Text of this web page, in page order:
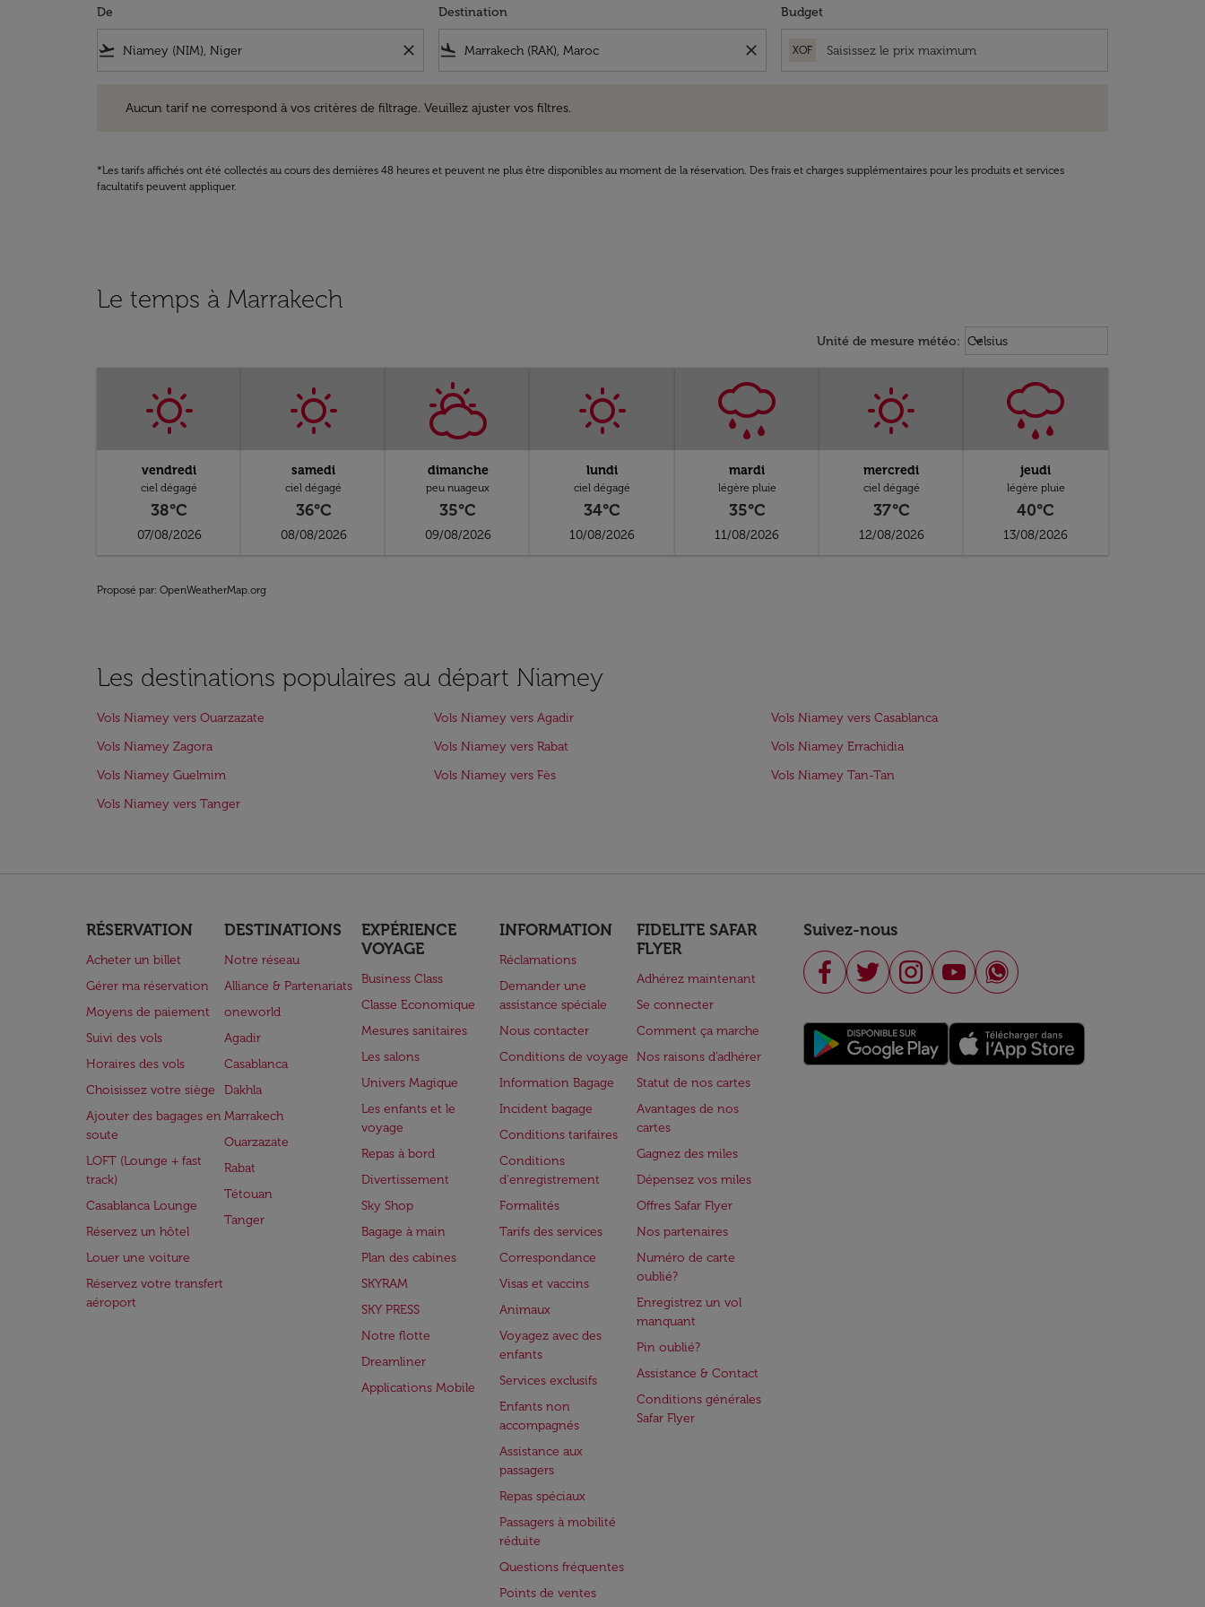
De
flight_takeoff close
Destination
flight_land close
Budget
XOF
Aucun tarif ne correspond à vos critères de filtrage. Veuillez ajuster vos filtres.
*Les tarifs affichés ont été collectés au cours des dernières 48 heures et peuvent ne plus être disponibles au moment de la réservation. Des frais et charges supplémentaires pour les produits et services
facultatifs peuvent appliquer.
Le temps à Marrakech
Unité de mesure météo: Weather unit option Celsius
Celsius
keyboard_arrow_down
vendredi
ciel dégagé
38°C
07/08/2026
samedi
ciel dégagé
36°C
08/08/2026
dimanche
peu nuageux
35°C
09/08/2026
lundi
ciel dégagé
34°C
10/08/2026
mardi
légère pluie
35°C
11/08/2026
mercredi
ciel dégagé
37°C
12/08/2026
jeudi
légère pluie
40°C
13/08/2026
Proposé par: OpenWeatherMap.org
Les destinations populaires au départ Niamey
Vols Niamey vers Ouarzazate Vols Niamey vers Agadir
Vols Niamey vers Casablanca
Vols Niamey Zagora
Vols Niamey vers Rabat
Vols Niamey Errachidia
Vols Niamey Guelmim
Vols Niamey vers Fès
Vols Niamey Tan-Tan
Vols Niamey vers Tanger
RÉSERVATION
Acheter un billet
Gérer ma réservation
Moyens de paiement
Suivi des vols
Horaires des vols
Choisissez votre siège
Ajouter des bagages en
soute
LOFT (Lounge + fast
track)
Casablanca Lounge
Réservez un hôtel
Louer une voiture
Réservez votre transfert
aéroport
DESTINATIONS
Notre réseau
Alliance & Partenariats
oneworld
Agadir
Casablanca
Dakhla
Marrakech
Ouarzazate
Rabat
Tétouan
Tanger
EXPÉRIENCE
VOYAGE
Business Class
Classe Economique
Mesures sanitaires
Les salons
Univers Magique
Les enfants et le
voyage
Repas à bord
Divertissement
Sky Shop
Bagage à main
Plan des cabines
SKYRAM
SKY PRESS
Notre flotte
Dreamliner
Applications Mobile
INFORMATION
Réclamations
Demander une
assistance spéciale
Nous contacter
Conditions de voyage
Information Bagage
Incident bagage
Conditions tarifaires
Conditions
d'enregistrement
Formalités
Tarifs des services
Correspondance
Visas et vaccins
Animaux
Voyagez avec des
enfants
Services exclusifs
Enfants non
accompagnés
Assistance aux
passagers
Repas spéciaux
Passagers à mobilité
réduite
Questions fréquentes
Points de ventes
FIDELITE SAFAR
FLYER
Adhérez maintenant
Se connecter
Comment ça marche
Nos raisons d'adhérer
Statut de nos cartes
Avantages de nos
cartes
Gagnez des miles
Dépensez vos miles
Offres Safar Flyer
Nos partenaires
Numéro de carte
oublié?
Enregistrez un vol
manquant
Pin oublié?
Assistance & Contact
Conditions générales
Safar Flyer
Suivez-nous